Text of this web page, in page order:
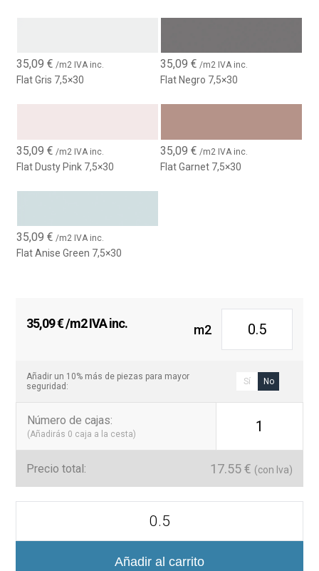
35,09€ /m2 IVA inc.
Flat Gris 7,5×30
35,09 € /m2 IVA inc.
Flat Negro 7,5×30
35,09€ /m2 IVA inc.
Flat Dusty Pink 7,5×30
35,09 € /m2 IVA inc.
Flat Garnet 7,5×30
35,09€ /m2 IVA inc.
Flat Anise Green 7,5×30
35,09€/m2 IVA inc. m2
Añadir un 10% más de piezas para mayor
seguridad:
Sí No
Número de cajas:
(Añadirás 0 caja a la cesta) 1
Precio total: 17.55 € (con Iva)
Añadir al carrito